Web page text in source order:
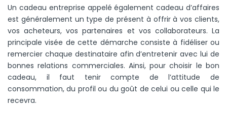
Un cadeau entreprise appelé également cadeau d’affaires
est généralement un type de présent à offrir à vos clients,
vos acheteurs, vos partenaires et vos collaborateurs. La
principale visée de cette démarche consiste à fidéliser ou
remercier chaque destinataire afin d’entretenir avec lui de
bonnes relations commerciales. Ainsi, pour choisir le bon
cadeau, il faut tenir compte de l’attitude de
consommation, du profil ou du goût de celui ou celle qui le
recevra.